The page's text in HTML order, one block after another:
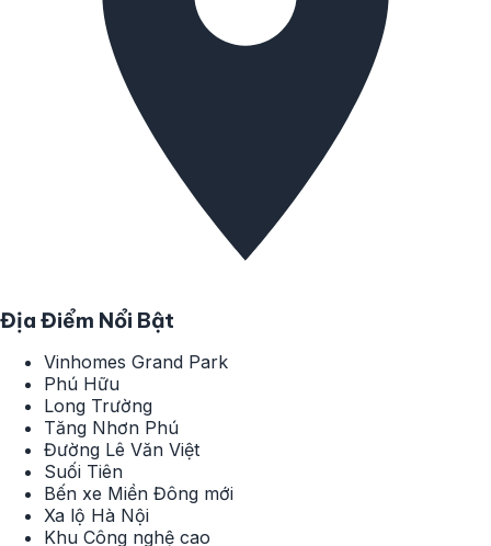
Địa Điểm Nổi Bật
Vinhomes Grand Park
Phú Hữu
Long Trường
Tăng Nhơn Phú
Đường Lê Văn Việt
Suối Tiên
Bến xe Miền Đông mới
Xa lộ Hà Nội
Khu Công nghệ cao